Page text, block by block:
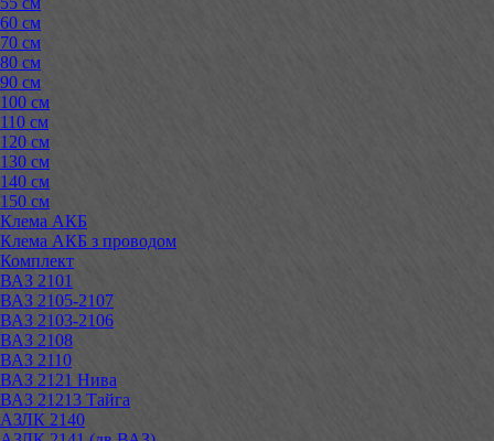
60 см
70 см
80 см
90 см
100 см
110 см
120 см
130 см
140 см
150 см
Клема АКБ
Клема АКБ з проводом
Комплект
ВАЗ 2101
ВАЗ 2105-2107
ВАЗ 2103-2106
ВАЗ 2108
ВАЗ 2110
ВАЗ 2121 Нива
ВАЗ 21213 Тайга
АЗЛК 2140